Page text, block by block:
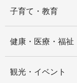
子育て・教育
健康・医療・福祉
観光・イベント